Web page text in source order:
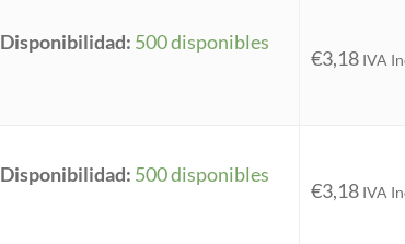
Disponibilidad: 500 disponibles
€3,18 IVA
Disponibilidad: 500 disponibles
€3,18 IVA